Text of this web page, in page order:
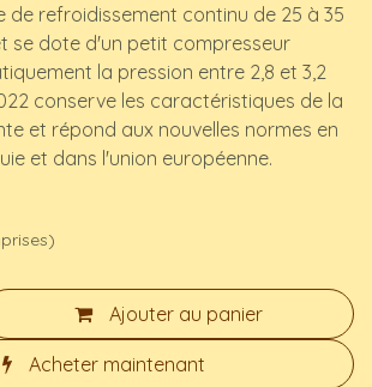
de refroidissement continu de 25 à 35
se dote d'un petit compresseur
la pression entre 2,8 et 3,2
conserve les caractéristiques de la
et répond aux nouvelles normes en
et dans l'union européenne.
Ajouter au panier
Acheter maintenant